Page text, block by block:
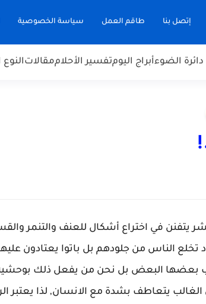
إتصل بنا طاقم العمل سياسة الخصوصية
الضوءأبراج اليومتفسير الأحلاممقالات
في اختراع أشكال للعنف والتنمر
الناس من جلودهم بل باتوا يعتادون
بعضها البعض بل نحن من يفعل ذلك
يتعاطف بشدة مع الانسان, لذا يعتبر